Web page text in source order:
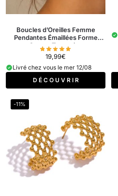
Boucles d’Oreilles Femme
Pendantes Émaillées Forme
Goutte Turquoise
19,99€
Livré chez vous le mer 12/08
D É C O U V R I R
-11%